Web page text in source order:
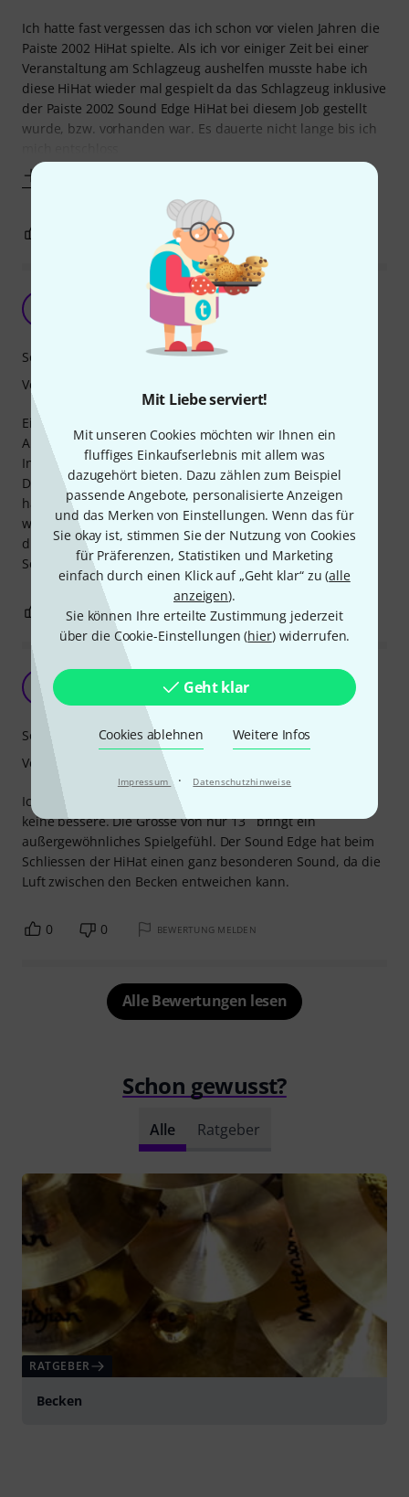
Mit Liebe serviert!
Mit unseren Cookies möchten wir Ihnen ein
fluffiges Einkaufserlebnis mit allem was
dazugehört bieten. Dazu zählen zum Beispiel
passende Angebote, personalisierte Anzeigen
und das Merken von Einstellungen. Wenn das für
Sie okay ist, stimmen Sie der Nutzung von Cookies
für Präferenzen, Statistiken und Marketing
einfach durch einen Klick auf „Geht klar“ zu (alle
anzeigen).
Sie können Ihre erteilte Zustimmung jederzeit
über die Cookie-Einstellungen (hier) widerrufen.
Geht klar
Cookies ablehnen Weitere Infos
Impressum · Datenschutzhinweise
Ich hatte fast vergessen das ich schon vor vielen Jahren die
Paiste 2002 HiHat spielte. Als ich vor einiger Zeit bei einer
Veranstaltung am Schlagzeug aushelfen musste habe ich
diese HiHat wieder mal gespielt da das Schlagzeug inklusive
der Paiste 2002 Sound Edge HiHat bei diesem Job gestellt
wurde, bzw. vorhanden war. Es dauerte nicht lange bis ich
BEWERTUNG MELDEN
Anonym 18.11.2016
Einfach gut und solide.
Altbewährter, wirklich geiler Sound.
In 13" Zoll mein Favorit.
Die größere Nummer a la Ian Paice
hat auch was, aber das Top-Modell,
was immer einen Top-Job macht, ist
die 13" Ausgabe! Definitiv!
Seeehr zu empfehlen und jeden Euro wert!!
Sound
Verarbeitung
0 BEWERTUNG MELDEN
Beste HiHat ever!
Thilo P. 17.10.2009
Ich spiele diese HiHat seit über 30 Jahren. Für mich gibt´s
keine bessere. Die Grösse von nur 13´´ bringt ein
außergewöhnliches Spielgefühl. Der Sound Edge hat beim
Schliessen der HiHat einen ganz besonderen Sound, da die
Luft zwischen den Becken entweichen kann.
Sound
Verarbeitung
0 0 BEWERTUNG MELDEN
Alle Bewertungen lesen
Schon gewusst?
Alle Ratgeber
RATGEBER
Becken